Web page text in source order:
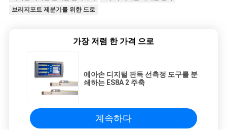
브리지포트 제분기를 위한 드로
가장 저렴 한 가격 으로
에아손 디지털 판독 선측정 도구를 분
쇄하는 ES8A 2 주축
계속하다